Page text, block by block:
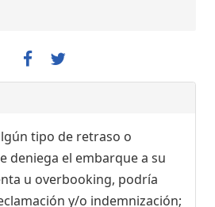
tipo de retraso o
deniega el embarque a su
u overbooking, podría
y/o indemnización;